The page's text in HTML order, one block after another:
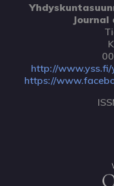
http://
https://